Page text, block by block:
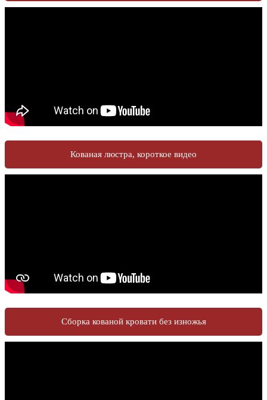
Кованая люстра, короткое видео
Сборка кованой кровати без изножья